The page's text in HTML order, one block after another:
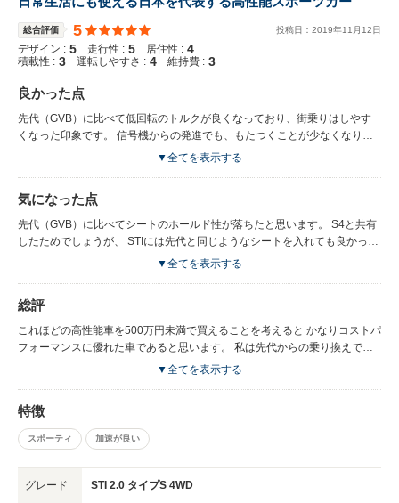
総合評価 5 投稿日： 2019年11 月 12日
デザイン : 5 走行性 : 5 居住性 : 4
積載性 : 3 運転しやすさ : 4 維持費 : 3
良かった点
先代（GVB）に比べて低回転のトルクが良くなっており、街乗りはしやす
くなった印象です。 信号機からの発進でも、もたつくことが少なくなりま
した。 SIドライブをインテリジェンスモードにした時は、 WRXとは思えな
元の加速をします。 ハンドリングも先代に比べて滑らかになった気がしま
す。 先代は結構、路面状態の影響をダイレクトに受ける感じがしましたが
そういった感じがなくなりました。 車内に関しては静音性もたいぶ先代と
▼全てを表示する
気になった点
先代（GVB）に比べてシートのホールド性が落ちたと思います。 S4と共有
したためでしょうが、 STIには先代と同じようなシートを入れても良かった
フォルトの設定ができれば尚可。
▼全てを表示する
総評
これほどの高性能車を500万円未満で買えることを考えると かなりコストパ
フォーマンスに優れた車であると思います。 私は先代からの乗り換えです
が、購入して大変満足しています。 もうすぐ生産終了となってしまいます
▼全てを表示する
特徴
スポーティ 加速が良い
グレード STI 2.0 タイプS 4WD